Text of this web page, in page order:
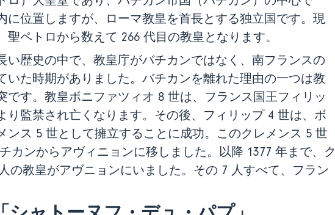
に位置しますが、ローマ教皇を首長とする独立国です。現
ペトロから数えて 266 代目の教皇となります。
い歴史の中で、教皇庁がバチカンではなく、南フランスの
いた時期がありました。バチカンを離れた理由の一つは教
です。教皇ボニファツィオ 8 世は、フランス国王フィリッ
り監禁され亡くなります。その後、フィリップ 4 世は、ボ
ンス 5 世として擁立することに成功。このクレメンス 5 世
カンからアヴィニョンに移しました。以降 1377 年まで、ク
の教皇がアヴニョンにいました。その 7 人すべて、フラン